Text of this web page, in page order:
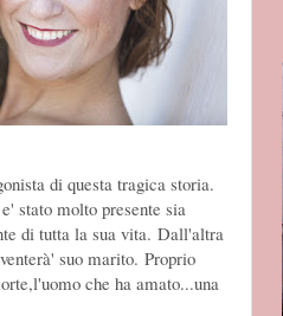
di questa tragica storia.
stato molto presente sia
di tutta la sua vita. Dall'altra
suo marito. Proprio
che ha amato...una